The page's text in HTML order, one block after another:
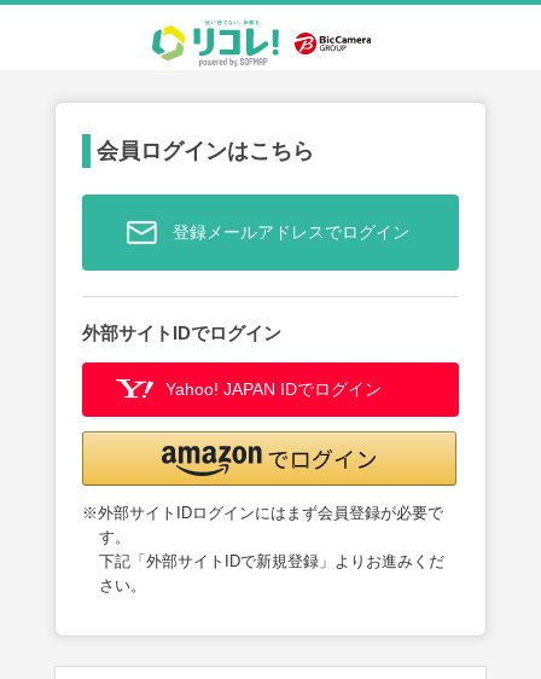
会員ログインはこちら
登録メールアドレスでログイン
外部サイトIDでログイン
Yahoo! JAPAN IDでログイン
※外部サイトIDログインにはまず会員登録が必要で
す。
下記「外部サイトIDで新規登録」よりお進みくだ
さい。